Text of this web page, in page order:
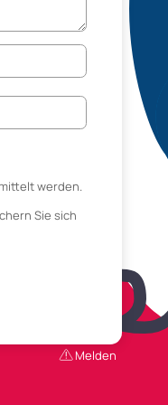
werden.
Sie sich
Melden